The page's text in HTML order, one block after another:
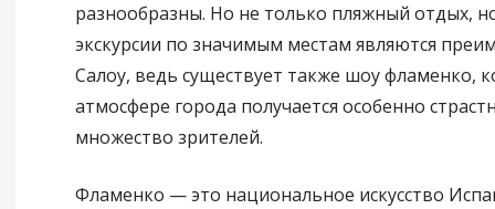
разнообразны. Но не только пляжный отдых,
экскурсии по значимым местам являются
Салоу, ведь существует также шоу фламенко,
атмосфере города получается особенно
множество зрителей.
Фламенко — это национальное искусство